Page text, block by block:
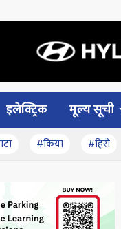
इलेक्ट्रिक मूल्य सूची
#किया #हिरो